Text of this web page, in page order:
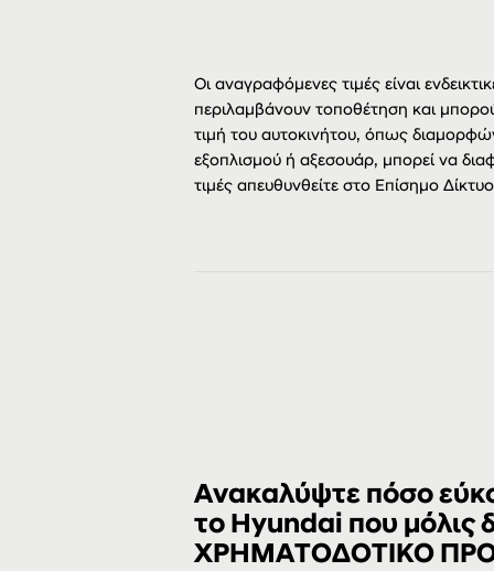
Οι αναγραφόμενες τιμές είναι
περιλαμβάνουν τοποθέτηση και
τιμή του αυτοκινήτου, όπως
εξοπλισμού ή αξεσουάρ, μπορεί να
τιμές απευθυνθείτε στο Επίσημο
Ανακαλύψτε πόσο
το Hyundai που μόλις
ΧΡΗΜΑΤΟΔΟΤΙΚΟ